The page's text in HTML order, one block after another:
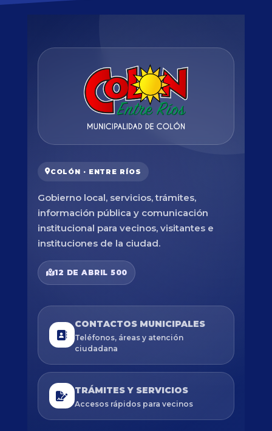
COLÓN · ENTRE RÍOS
Gobierno local, servicios, trámites,
información pública y comunicación
institucional para vecinos, visitantes e
instituciones de la ciudad.
12 DE ABRIL 500
CONTACTOS MUNICIPALES
Teléfonos, áreas y atención
ciudadana
TRÁMITES Y SERVICIOS
Accesos rápidos para vecinos